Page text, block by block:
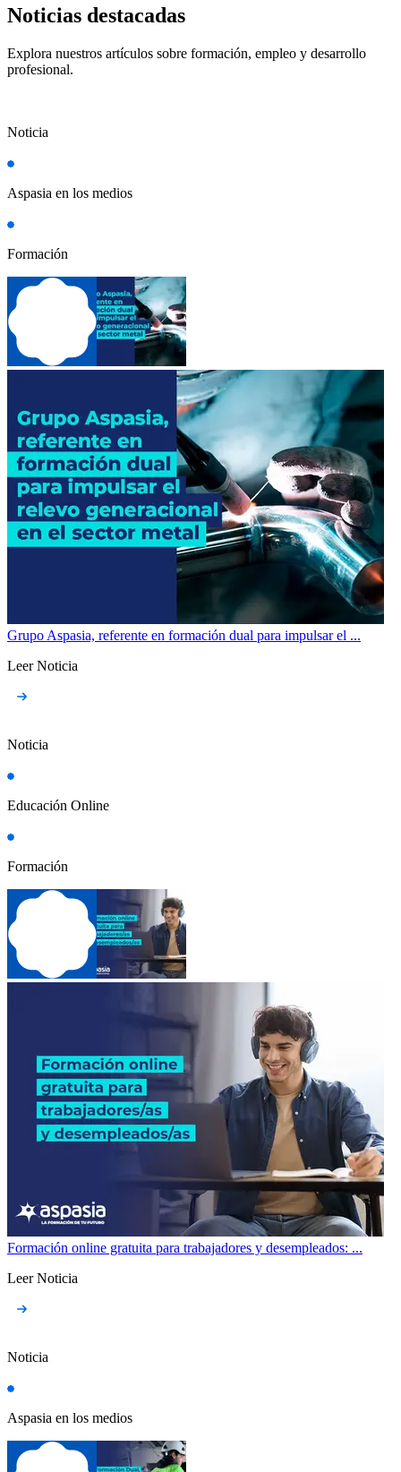
Noticias destacadas
Explora nuestros artículos sobre formación, empleo y desarrollo
profesional.
Noticia
Aspasia en los medios
Formación
Grupo Aspasia, referente en formación dual para impulsar el ...
Leer Noticia
Noticia
Educación Online
Formación
Formación online gratuita para trabajadores y desempleados: ...
Leer Noticia
Noticia
Aspasia en los medios